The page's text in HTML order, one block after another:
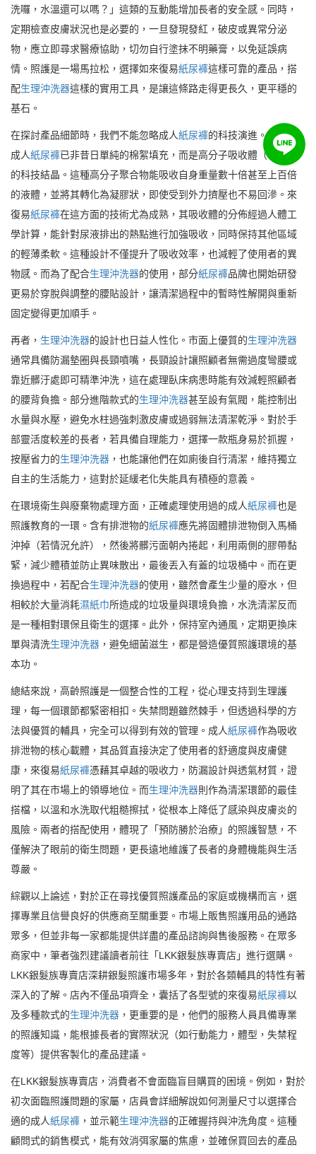
洗囉，水溫還可以嗎？」這類的互動能增加長者的安全感。同時，
定期檢查皮膚狀況也是必要的，一旦發現發紅，破皮或異常分泌
物，應立即尋求醫療協助，切勿自行塗抹不明藥膏，以免延誤病
情。照護是一場馬拉松，選擇如來復易紙尿褲這樣可靠的產品，搭
配生理沖洗器這樣的實用工具，是讓這條路走得更長久，更平穩的
基石。
在探討產品細節時，我們不能忽略成人紙尿褲的科技演進。現代的
成人紙尿褲已非昔日單純的棉絮填充，而是高分子吸收體（SAP）
的科技結晶。這種高分子聚合物能吸收自身重量數十倍甚至上百倍
的液體，並將其轉化為凝膠狀，即使受到外力擠壓也不易回滲。來
復易紙尿褲在這方面的技術尤為成熟，其吸收體的分佈經過人體工
學計算，能針對尿液排出的熱點進行加強吸收，同時保持其他區域
的輕薄柔軟。這種設計不僅提升了吸收效率，也減輕了使用者的異
物感。而為了配合生理沖洗器的使用，部分紙尿褲品牌也開始研發
更易於穿脫與調整的腰貼設計，讓清潔過程中的暫時性解開與重新
固定變得更加順手。
再者， 生理沖洗器的設計也日益人性化。市面上優質的生理沖洗器
通常具備防漏墊圈與長頸噴嘴，長頸設計讓照顧者無需過度彎腰或
靠近髒汙處即可精準沖洗，這在處理臥床病患時能有效減輕照顧者
的腰背負擔。部分進階款式的生理沖洗器甚至設有氣閥，能控制出
水量與水壓，避免水柱過強刺激皮膚或過弱無法清潔乾淨。對於手
部靈活度較差的長者，若具備自理能力，選擇一款瓶身易於抓握，
按壓省力的生理沖洗器 ，也能讓他們在如廁後自行清潔，維持獨立
自主的生活能力，這對於延緩老化失能具有積極的意義。
在環境衛生與廢棄物處理方面，正確處理使用過的成人紙尿褲也是
照護教育的一環。含有排泄物的紙尿褲應先將固體排泄物倒入馬桶
沖掉（若情況允許），然後將髒污面朝內捲起，利用兩側的膠帶黏
緊，減少體積並防止異味散出，最後丟入有蓋的垃圾桶中。而在更
換過程中，若配合生理沖洗器的使用，雖然會產生少量的廢水，但
相較於大量消耗濕紙巾所造成的垃圾量與環境負擔，水洗清潔反而
是一種相對環保且衛生的選擇。此外，保持室內通風，定期更換床
單與清洗生理沖洗器 ，避免細菌滋生，都是營造優質照護環境的基
本功。
總結來說，高齡照護是一個整合性的工程，從心理支持到生理護
理，每一個環節都緊密相扣。失禁問題雖然棘手，但透過科學的方
法與優質的輔具，完全可以得到有效的管理。成人紙尿褲作為吸收
排泄物的核心載體，其品質直接決定了使用者的舒適度與皮膚健
康，來復易紙尿褲憑藉其卓越的吸收力，防漏設計與透氣材質，證
明了其在市場上的領導地位。而生理沖洗器則作為清潔環節的最佳
搭檔，以溫和水洗取代粗糙擦拭，從根本上降低了感染與皮膚炎的
風險。兩者的搭配使用，體現了「預防勝於治療」的照護智慧，不
僅解決了眼前的衛生問題，更長遠地維護了長者的身體機能與生活
尊嚴。
綜觀以上論述，對於正在尋找優質照護產品的家庭或機構而言，選
擇專業且信譽良好的供應商至關重要。市場上販售照護用品的通路
眾多，但並非每一家都能提供詳盡的產品諮詢與售後服務。在眾多
商家中，筆者強烈建議讀者前往「LKK銀髮族專賣店」進行選購。
LKK銀髮族專賣店深耕銀髮照護市場多年，對於各類輔具的特性有著
深入的了解。店內不僅品項齊全，囊括了各型號的來復易紙尿褲以
及多種款式的生理沖洗器 ，更重要的是，他們的服務人員具備專業
的照護知識，能根據長者的實際狀況（如行動能力，體型，失禁程
度等）提供客製化的產品建議。
在LKK銀髮族專賣店，消費者不會面臨盲目購買的困境。例如，對於
初次面臨照護問題的家屬，店員會詳細解說如何測量尺寸以選擇合
適的成人紙尿褲 ，並示範生理沖洗器的正確握持與沖洗角度。這種
顧問式的銷售模式，能有效消弭家屬的焦慮，並確保買回去的產品